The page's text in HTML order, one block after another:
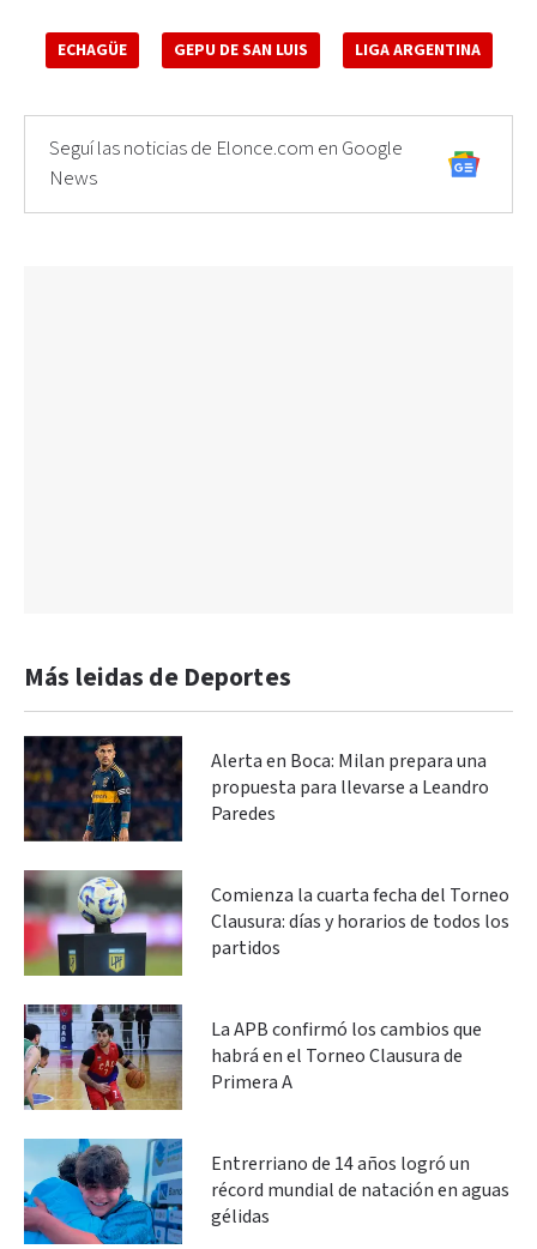
ECHAGÜE GEPU DE SAN LUIS LIGA ARGENTINA
Seguí las noticias de Elonce.com en Google
News
Más leidas de Deportes
Alerta en Boca: Milan prepara una
propuesta para llevarse a Leandro
Paredes
Comienza la cuarta fecha del Torneo
Clausura: días y horarios de todos los
partidos
La APB confirmó los cambios que
habrá en el Torneo Clausura de
Primera A
Entrerriano de 14 años logró un
récord mundial de natación en aguas
gélidas